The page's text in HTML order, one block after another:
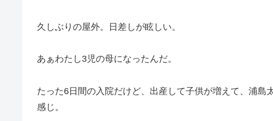
久しぶりの屋外。日差しが眩しい。
あぁわたし3児の母になったんだ。
たった6日間の入院だけど、出産して子供が増えて、浦島
感じ。